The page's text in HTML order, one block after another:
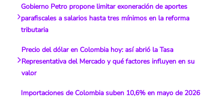
Gobierno Petro propone limitar exoneración de aportes
parafiscales a salarios hasta tres mínimos en la reforma
tributaria
Precio del dólar en Colombia hoy: así abrió la Tasa
Representativa del Mercado y qué factores influyen en su
valor
Importaciones de Colombia suben 10,6% en mayo de 2026